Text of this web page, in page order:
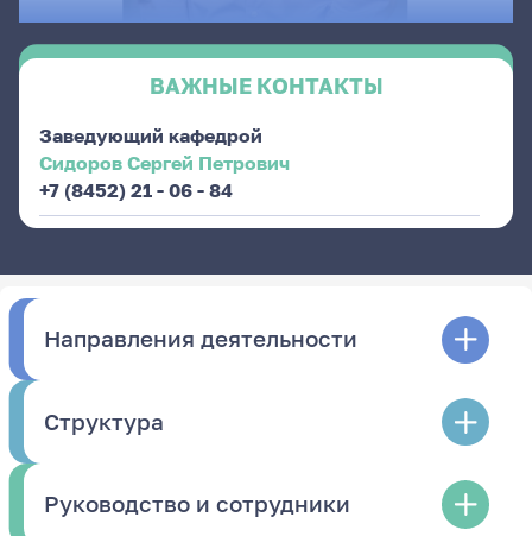
ВАЖНЫЕ КОНТАКТЫ
Заведующий кафедрой
Сидоров Сергей Петрович
+7 (8452) 21 - 06 - 84
Направления деятельности
Структура
Руководство и сотрудники